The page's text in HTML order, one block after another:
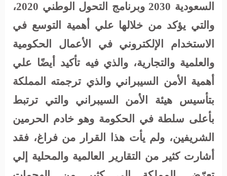
السعودية 2030 وبرنامج التحول الوطني 2020،
والتي يؤكد من خلالها علي أهمية التوسع في
الاستخدام الإلكتروني في الأعمال الحكومية
والعلمية والتجارية، والذي فيه تأكيد أيضًا علي
أهمية الأمن السيبراني والذي ترجمته المملكة
بتأسيس هيئة الأمن السيبراني والتي ترتبط
بأعلى سلطة في الحكومة وهو خادم الحرمين
الشريفين، ولم يأت هذا القرار من فراغ، فقد
أشارت كثير من التقارير العالمية والمحلية إلي